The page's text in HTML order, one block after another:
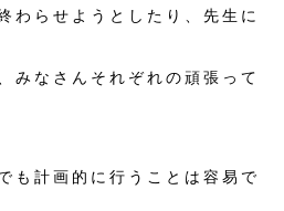
わらせようとしたり、先生に
みなさんそれぞれの頑張って
も計画的に行うことは容易で